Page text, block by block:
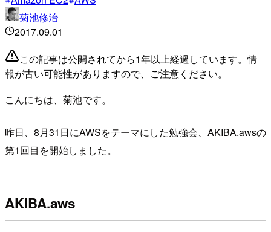
菊池修治
2017.09.01
この記事は公開されてから1年以上経過しています。情
報が古い可能性がありますので、ご注意ください。
こんにちは、菊池です。
昨日、8月31日にAWSをテーマにした勉強会、AKIBA.awsの
第1回目を開始しました。
AKIBA.aws